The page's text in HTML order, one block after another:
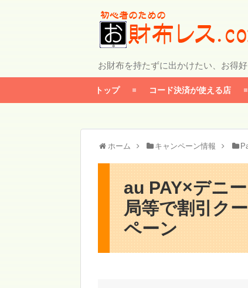
お財布を持たずに出かけたい、お得
トップ コード決済が使える店
ホーム キャンペーン情報
au PAY×デニ
局等で割引ク
ペーン